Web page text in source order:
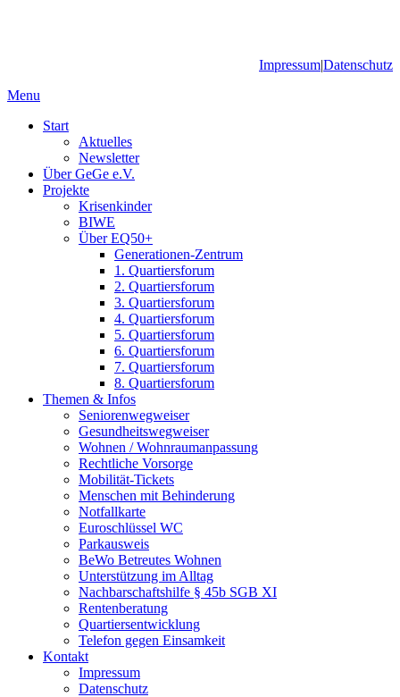
Impressum|Datenschutz
Menu
Start
Aktuelles
Newsletter
Über GeGe e.V.
Projekte
Krisenkinder
BIWE
Über EQ50+
Generationen-Zentrum
1. Quartiersforum
2. Quartiersforum
3. Quartiersforum
4. Quartiersforum
5. Quartiersforum
6. Quartiersforum
7. Quartiersforum
8. Quartiersforum
Themen & Infos
Seniorenwegweiser
Gesundheitswegweiser
Wohnen / Wohnraumanpassung
Rechtliche Vorsorge
Mobilität-Tickets
Menschen mit Behinderung
Notfallkarte
Euroschlüssel WC
Parkausweis
BeWo Betreutes Wohnen
Unterstützung im Alltag
Nachbarschaftshilfe § 45b SGB XI
Rentenberatung
Quartiersentwicklung
Telefon gegen Einsamkeit
Kontakt
Impressum
Datenschutz